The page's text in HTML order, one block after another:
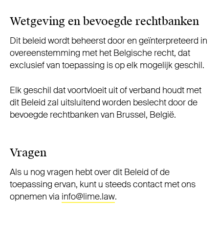
Wetgeving en bevoegde rechtbanken
Dit beleid wordt beheerst door en geïnterpreteerd in
overeenstemming met het Belgische recht, dat
exclusief van toepassing is op elk mogelijk geschil.
Elk geschil dat voortvloeit uit of verband houdt met
dit Beleid zal uitsluitend worden beslecht door de
bevoegde rechtbanken van Brussel, België.
Vragen
Als u nog vragen hebt over dit Beleid of de
toepassing ervan, kunt u steeds contact met ons
opnemen via info@lime.law.